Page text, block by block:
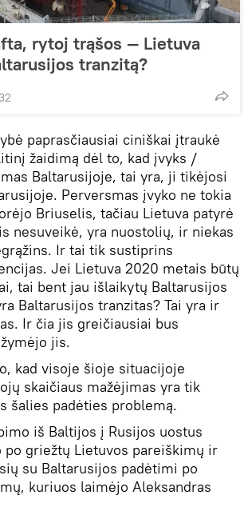
rytoj trąšos — Lietuva
tranzitą?
paprasčiausiai ciniškai įtraukė
žaidimą dėl to, kad įvyks /
Baltarusijoje, tai yra, ji tikėjosi
Perversmas įvyko ne tokia
Briuselis, tačiau Lietuva patyrė
nesuveikė, yra nuostolių, ir niekas
Ir tai tik sustiprins
Jei Lietuva 2020 metais būtų
tai bent jau išlaikytų Baltarusijos
Baltarusijos tranzitas? Tai yra ir
Ir čia jis greičiausiai bus
jis.
kad visoje šioje situacijoje
skaičiaus mažėjimas yra tik
šalies padėties problemą.
iš Baltijos į Rusijos uostus
po griežtų Lietuvos pareiškimų ir
su Baltarusijos padėtimi po
kuriuos laimėjo Aleksandras